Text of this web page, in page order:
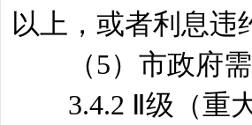
以上，或者利息违
（5）市政府需
3.4.2 Ⅱ级（重大